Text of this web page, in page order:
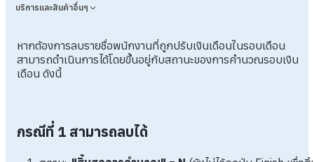
บริการและสินค้าอื่นๆ
หากต้องการลบรายชื่อพนักงานที่ถูกปรับเงินเดือนในรอบเดือน
สามารถดำเนินการได้โดยขึ้นอยู่กับสถานะของการคำนวณรอบเงิน
เดือน ดังนี้
กรณีที่ 1 สามารถลบได้